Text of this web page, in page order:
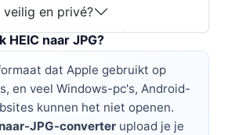
en privé?
HEIC naar JPG?
dat Apple gebruikt op
en veel Windows-pc's, Android-
kunnen het niet openen.
JPG-converter upload je je